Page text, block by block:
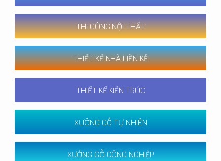
THI CÔNG NỘI THẤT
THIẾT KẾ NHÀ LIỀN KỀ
THIẾT KẾ KIẾN TRÚC
XƯỞNG GỖ TỰ NHIÊN
XƯỞNG GỖ CÔNG NGHIỆP